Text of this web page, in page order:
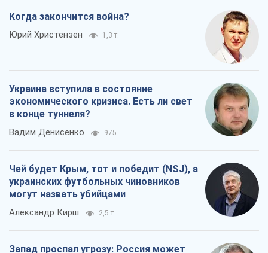
Когда закончится война?
Юрий Христензен 1,3 т.
Украина вступила в состояние
экономического кризиса. Есть ли свет
в конце туннеля?
Вадим Денисенко 975
Чей будет Крым, тот и победит (NSJ), а
украинских футбольных чиновников
могут назвать убийцами
Александр Кирш 2,5 т.
Запад проспал угрозу: Россия может